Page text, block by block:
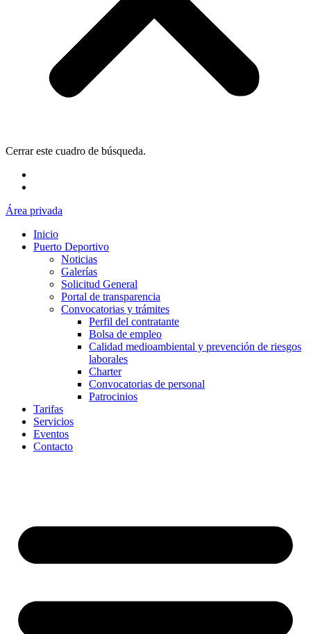
Cerrar este cuadro de búsqueda.
Área privada
Inicio
Puerto Deportivo
Noticias
Galerías
Solicitud General
Portal de transparencia
Convocatorias y trámites
Perfil del contratante
Bolsa de empleo
Calidad medioambiental y prevención de riesgos
laborales
Charter
Convocatorias de personal
Patrocinios
Tarifas
Servicios
Eventos
Contacto